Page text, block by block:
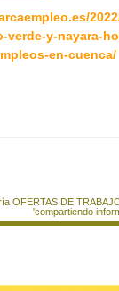
verde-y-nayara-
en-cuenca/
OFERTAS DE
'compartiendo